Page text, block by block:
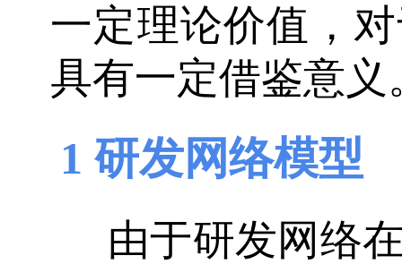
一定理论价值，
具有一定借鉴意义
1 研发网络模型
由于研发网络